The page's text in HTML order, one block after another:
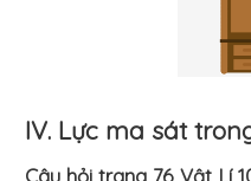
IV. Lực ma sát
Câu hỏi trang 76 Vật Lí